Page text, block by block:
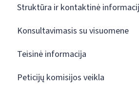
Struktūra ir kontaktinė
Konsultavimasis su visuomene
Teisinė informacija
Peticijų komisijos veikla